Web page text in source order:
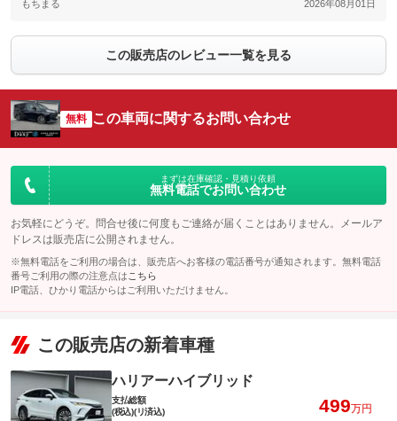
もちまる 2026年08月01日
この販売店のレビュー一覧を見る
無料 この車両に関するお問い合わせ
まずは在庫確認・見積り依頼
無料電話でお問い合わせ
お気軽にどうぞ。問合せ後に何度もご連絡が届くことはありません。メールア
ドレスは販売店に公開されません。
※無料電話をご利用の場合は、販売店へお客様の電話番号が通知されます。無料電話
番号ご利用の際の注意点は こちら
IP電話、ひかり電話からはご利用いただけません。
この販売店の新着車種
ハリアーハイブリッド
支払総額
(税込)(リ済込)
499万円